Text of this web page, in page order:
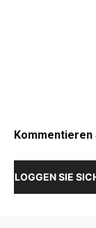
Kommentieren
LOGGEN SIE